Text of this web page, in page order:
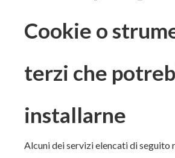
Cookie o
terzi che
installarne
Alcuni dei servizi elencati di seguito